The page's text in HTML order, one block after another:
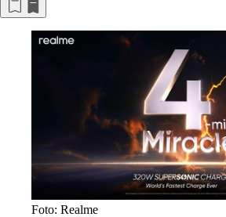
Foto: Realme